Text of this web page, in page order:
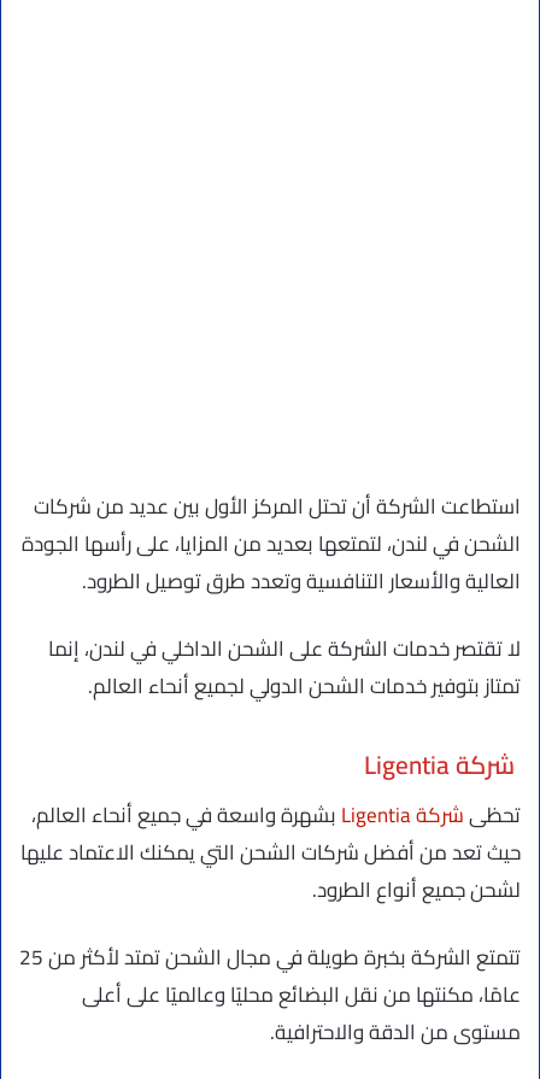
استطاعت الشركة أن تحتل المركز الأول بين عديد من شركات
الشحن في لندن، لتمتعها بعديد من المزايا، على رأسها الجودة
العالية والأسعار التنافسية وتعدد طرق توصيل الطرود.
لا تقتصر خدمات الشركة على الشحن الداخلي في لندن، إنما
تمتاز بتوفير خدمات الشحن الدولي لجميع أنحاء العالم.
شركة Ligentia
تحظىشركة Ligentia
بشهرة واسعة في جميع أنحاء العالم،
حيث تعد من أفضل شركات الشحن التي يمكنك الاعتماد عليها
لشحن جميع أنواع الطرود.
تتمتع الشركة بخبرة طويلة في مجال الشحن تمتد لأكثر من 25
عامًا، مكنتها من نقل البضائع محليًا وعالميًا على أعلى
مستوى من الدقة والاحترافية.